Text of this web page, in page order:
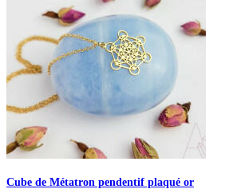
Cube de Métatron pendentif plaqué or